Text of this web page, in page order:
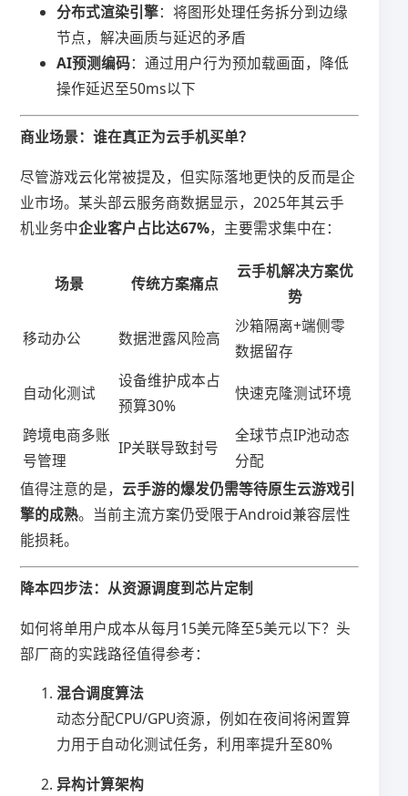
​分布式渲染引擎​​：将图形处理任务拆分到边缘
节点，解决画质与延迟的矛盾
​AI预测编码​​：通过用户行为预加载画面，降低
操作延迟至50ms以下
​商业场景：谁在真正为云手机买单？​
尽管游戏云化常被提及，但实际落地更快的反而是企
业市场。某头部云服务商数据显示，2025年其云手
机业务中​​企业客户占比达67%​​，主要需求集中在：
场景 传统方案痛点
云手机解决方案优
势
移动办公 数据泄露风险高
沙箱隔离+端侧零
数据留存
自动化测试
设备维护成本占
预算30%
快速克隆测试环境
跨境电商多账
号管理
IP关联导致封号
全球节点IP池动态
分配
值得注意的是，​​云手游的爆发仍需等待原生云游戏引
擎的成熟​​。当前主流方案仍受限于Android兼容层性
能损耗。
​降本四步法：从资源调度到芯片定制​
如何将单用户成本从每月15美元降至5美元以下？头
部厂商的实践路径值得参考：
​混合调度算法​
动态分配CPU/GPU资源，例如在夜间将闲置算
力用于自动化测试任务，利用率提升至80%
​异构计算架构​